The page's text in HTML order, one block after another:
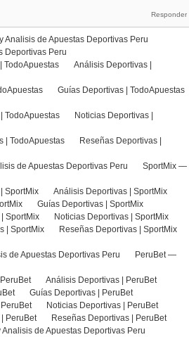
de Apuestas Deportivas Peru
Deportivas Peru
| TodoApuestas Análisis Deportivas |
Guías Deportivas | TodoApuestas
| TodoApuestas Noticias Deportivas |
| TodoApuestas Reseñas Deportivas |
de Apuestas Deportivas Peru SportMix —
| SportMix Análisis Deportivas | SportMix
Guías Deportivas | SportMix
| SportMix Noticias Deportivas | SportMix
| SportMix Reseñas Deportivas | SportMix
de Apuestas Deportivas Peru PeruBet —
| PeruBet Análisis Deportivas | PeruBet
Guías Deportivas | PeruBet
| PeruBet Noticias Deportivas | PeruBet
| PeruBet Reseñas Deportivas | PeruBet
de Apuestas Deportivas Peru